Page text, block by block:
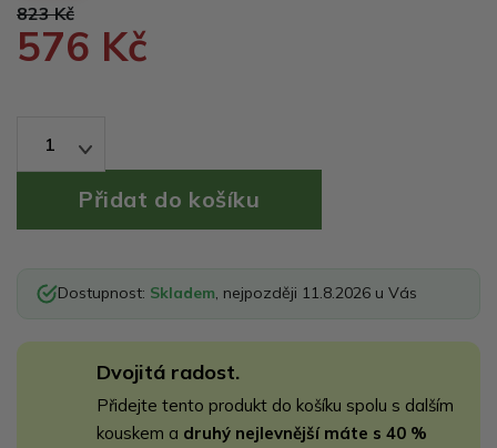
823 Kč
576 Kč
1
Dostupnost: Skladem, nejpozději 11.8.2026 u Vás
Dvojitá radost.
Přidejte tento produkt do košíku spolu s dalším
kouskem a druhý nejlevnější máte s 40 %